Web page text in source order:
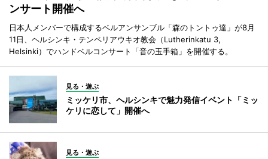
ンサート開催へ
日本人メンバーで構成するベルアンサンブル「森のトントゥ達」が8月
11日、ヘルシンキ・テンペリアウキオ教会（Lutherinkatu 3,
Helsinki）でハンドベルコンサート「音の玉手箱」を開催する。
見る・遊ぶ
ミッケリ市、ヘルシンキで魅力発信イベント「ミッ
ケリに恋して」開催へ
見る・遊ぶ